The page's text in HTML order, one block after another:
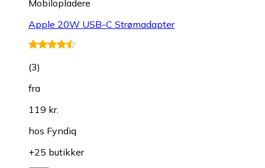
Mobilopladere
Apple 20W USB-C Strømadapter
(3)
fra
119 kr.
hos Fyndiq
+25 butikker